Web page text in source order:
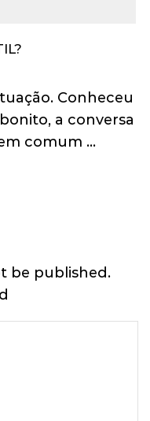
Conheceu
a conversa
comum ...
be published.